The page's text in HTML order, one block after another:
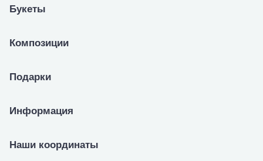
Букеты
Композиции
Подарки
Информация
Наши координаты